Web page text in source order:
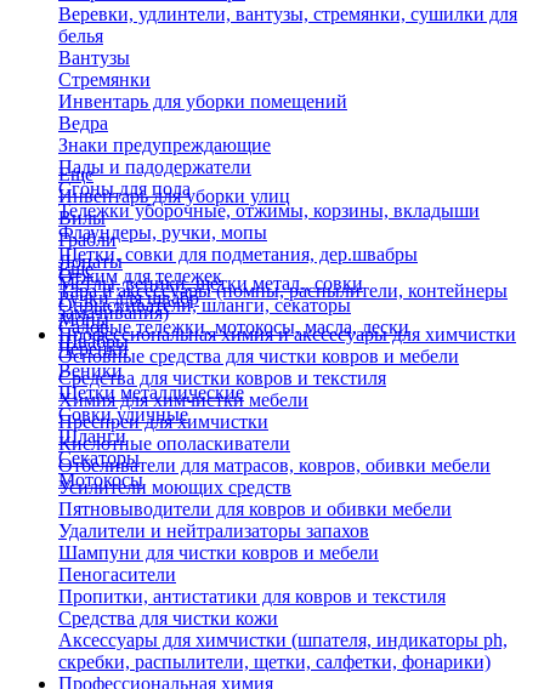
Веревки, удлинтели, вантузы, стремянки, сушилки для
белья
Вантузы
Стремянки
Инвентарь для уборки помещений
Ведра
Знаки предупреждающие
Пады и падодержатели
Сгоны для пола
Тележки уборочные, отжимы, корзины, вкладыши
Флаундеры, ручки, мопы
Щетки, совки для подметания, дер.швабры
Отжим для тележек
Ручки для швабр
Мопы
Швабры
Еще
Инвентарь для уборки улиц
Вилы
Грабли
Лопаты
Метлы, веники, щетки метал., совки
Опрыскиватели, шланги, секаторы
Садовые тележки, мотокосы, масла, лески
Черенки
Веники
Щетки металлические
Совки уличные
Шланги
Секаторы
Мотокосы
Еще
Тара и аксессуары (помпы, распылители, контейнеры
замачивания)
Профессиональная химия и акссесуары для химчистки
Основные средства для чистки ковров и мебели
Средства для чистки ковров и текстиля
Химия для химчистки мебели
Преспреи для химчистки
Кислотные ополаскиватели
Отбеливатели для матрасов, ковров, обивки мебели
Усилители моющих средств
Пятновыводители для ковров и обивки мебели
Удалители и нейтрализаторы запахов
Шампуни для чистки ковров и мебели
Пеногасители
Пропитки, антистатики для ковров и текстиля
Средства для чистки кожи
Аксессуары для химчистки (шпателя, индикаторы ph,
скребки, распылители, щетки, салфетки, фонарики)
Профессиональная химия